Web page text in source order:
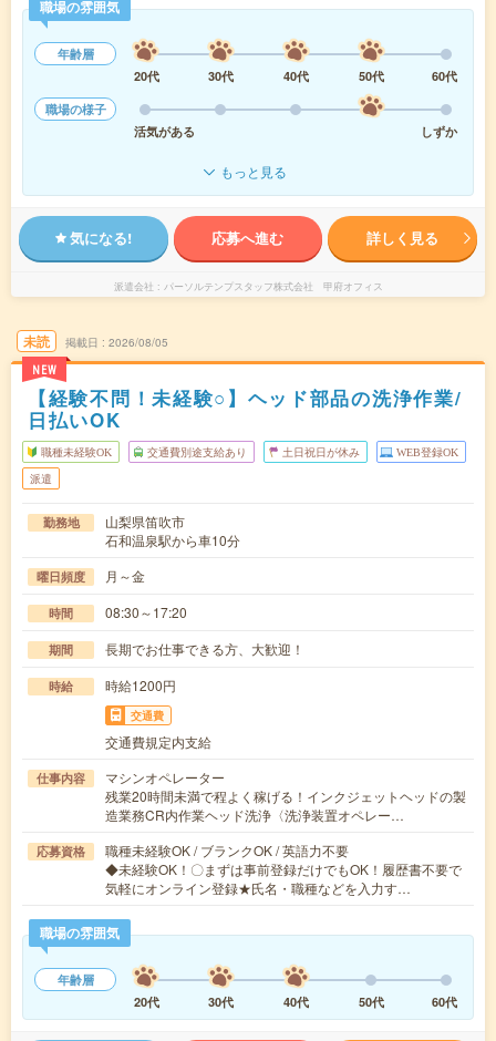
職場の雰囲気
年齢層
20代
30代 40代 50代
60代
職場の様子
活気がある
しずか
もっと見る
気になる! 応募へ進む 詳しく見る
派遣会社 パーソルテンプスタッフ株式会社 甲府オフィス
未読
NEW
掲載日 2026/08/05
【経験不問！未経験○】ヘッド部品の洗浄作業/
日払いOK
職種未経験OK 交通費別途支給あり 土日祝日が休み WEB登録OK
派遣
勤務地
山梨県笛吹市
石和温泉駅から車10分
曜日頻度 月～金
時間 08:30～17:20
期間 長期でお仕事できる方、大歓迎！
時給 時給1200円
交通費
交通費規定内支給
仕事内容
マシンオペレーター
残業20時間未満で程よく稼げる！インクジェットヘッドの製
造業務CR内作業ヘッド洗浄〈洗浄装置オペレー…
応募資格
職種未経験OK / ブランクOK / 英語力不要
◆未経験OK！〇まずは事前登録だけでもOK！履歴書不要で
気軽にオンライン登録★氏名・職種などを入力す…
職場の雰囲気
年齢層
20代
30代 40代 50代 60代